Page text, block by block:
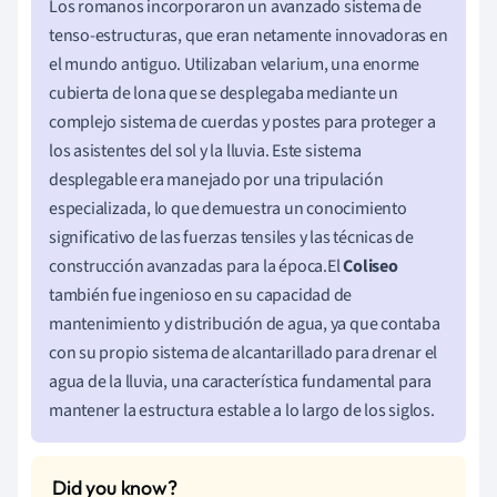
Los romanos incorporaron un avanzado sistema de
tenso-estructuras, que eran netamente innovadoras en
el mundo antiguo. Utilizaban velarium, una enorme
cubierta de lona que se desplegaba mediante un
complejo sistema de cuerdas y postes para proteger a
los asistentes del sol y la lluvia. Este sistema
desplegable era manejado por una tripulación
especializada, lo que demuestra un conocimiento
significativo de las fuerzas tensiles y las técnicas de
construcción avanzadas para la época.ElColiseo
también fue ingenioso en su capacidad de
mantenimiento y distribución de agua, ya que contaba
con su propio sistema de alcantarillado para drenar el
agua de la lluvia, una característica fundamental para
mantener la estructura estable a lo largo de los siglos.